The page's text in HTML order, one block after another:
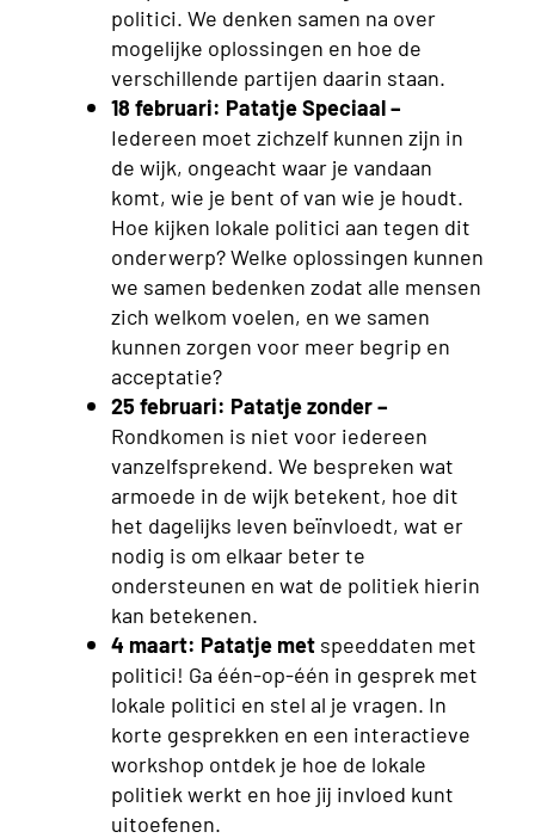
politici. We denken samen na over
mogelijke oplossingen en hoe de
verschillende partijen daarin staan.
18 februari: Patatje Speciaal –
Iedereen moet zichzelf kunnen zijn in
de wijk, ongeacht waar je vandaan
komt, wie je bent of van wie je houdt.
Hoe kijken lokale politici aan tegen dit
onderwerp? Welke oplossingen kunnen
we samen bedenken zodat alle mensen
zich welkom voelen, en we samen
kunnen zorgen voor meer begrip en
acceptatie?
25 februari: Patatje zonder –
Rondkomen is niet voor iedereen
vanzelfsprekend. We bespreken wat
armoede in de wijk betekent, hoe dit
het dagelijks leven beïnvloedt, wat er
nodig is om elkaar beter te
ondersteunen en wat de politiek hierin
kan betekenen.
4 maart: Patatje metspeeddaten met
politici! Ga één-op-één in gesprek met
lokale politici en stel al je vragen. In
korte gesprekken en een interactieve
workshop ontdek je hoe de lokale
politiek werkt en hoe jij invloed kunt
uitoefenen.